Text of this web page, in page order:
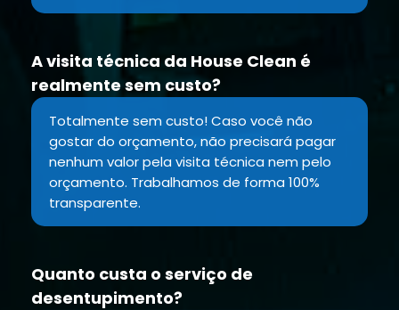
A visita técnica da House Clean é
realmente sem custo?
Totalmente sem custo! Caso você não
gostar do orçamento, não precisará pagar
nenhum valor pela visita técnica nem pelo
orçamento. Trabalhamos de forma 100%
transparente.
Quanto custa o serviço de
desentupimento?